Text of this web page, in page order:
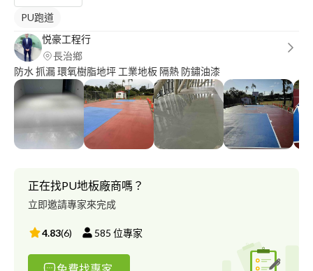
PU跑道
悦豪工程行
長治鄉
防水 抓漏 環氧樹脂地坪 工業地板 隔熱 防鏽油漆
正在找PU地板廠商嗎？
立即邀請專家來完成
4.83(6) 585 位專家
免費找專家